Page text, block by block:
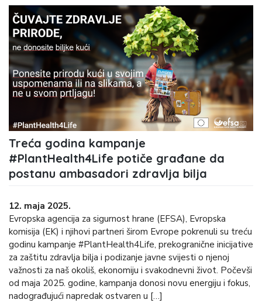
Treća godina kampanje
#PlantHealth4Life potiče građane da
postanu ambasadori zdravlja bilja
12. maja 2025.
Evropska agencija za sigurnost hrane (EFSA), Evropska
komisija (EK) i njihovi partneri širom Evrope pokrenuli su treću
godinu kampanje #PlantHealth4Life, prekogranične inicijative
za zaštitu zdravlja bilja i podizanje javne svijesti o njenoj
važnosti za naš okoliš, ekonomiju i svakodnevni život. Počevši
od maja 2025. godine, kampanja donosi novu energiju i fokus,
nadograđujući napredak ostvaren u […]